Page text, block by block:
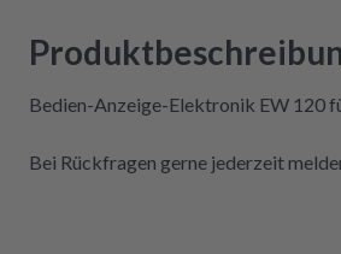
Der Aus- und Einbau der
Absolute
Bedien-Anzeige-Elektronik EW 120
Bei Rückfragen gerne jederzeit